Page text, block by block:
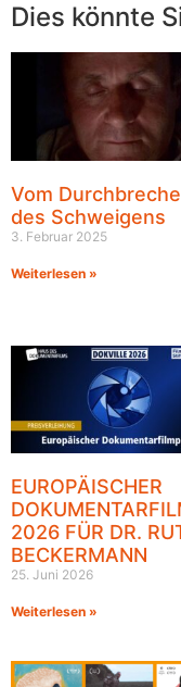
Dies könnte
Vom
des Schweigens
3. Februar 2025
Weiterlesen »
EUROPÄISCHER
2026 FÜR DR.
BECKERMANN
25. Juni 2026
Weiterlesen »